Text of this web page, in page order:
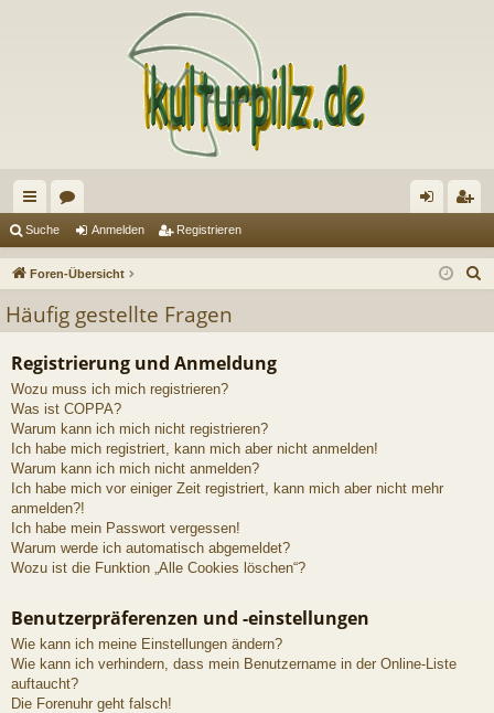
ch
ne
ug
riff
en m
de
ist
re
Suche Anmelden Registrieren
Foren-Übersicht
Häufig gestellte Fragen
Registrierung und Anmeldung
Wozu muss ich mich registrieren?
Was ist COPPA?
Warum kann ich mich nicht registrieren?
Ich habe mich registriert, kann mich aber nicht anmelden!
Warum kann ich mich nicht anmelden?
Ich habe mich vor einiger Zeit registriert, kann mich aber nicht mehr
anmelden?!
Ich habe mein Passwort vergessen!
Warum werde ich automatisch abgemeldet?
Wozu ist die Funktion „Alle Cookies löschen“?
Benutzerpräferenzen und -einstellungen
Wie kann ich meine Einstellungen ändern?
Wie kann ich verhindern, dass mein Benutzername in der Online-Liste
auftaucht?
Die Forenuhr geht falsch!